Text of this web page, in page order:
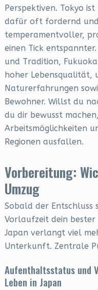
Perspektiven. Tokyo
dafür oft fordernd
temperamentvoller,
einen Tick
und Tradition,
hoher Lebensqualität,
Naturerfahrungen
Bewohner. Willst du
du dir bewusst
Arbeitsmöglichkeiten
Regionen ausfallen.
Vorbereitung:
Umzug
Sobald der
Vorlaufzeit dein bester
Japan verlangt viel
Unterkunft. Zentrale
Aufenthaltsstatus und
Leben in Japan